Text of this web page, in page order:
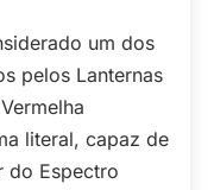
um dos
pelos Lanternas
literal, capaz de
do Espectro